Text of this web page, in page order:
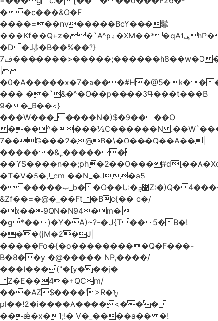
��c���&O�F
����=��nv�����BcY���鬊
���Kf��Q+z��`A^pۀ�XM��*�qAݷ1hP��G�����YU�Xa��]��^
�D�.埗�B��%��?}
ف7�������>�����;������h8��w�O����էW������������{�g����y�
|
�0�A�����x�7�a���#H�@5�k��
��� ��`&�^�O��p����3Գ���t���B
9��_B��<}
���W���_����N�)$�9����O
���^����½C������N
7��G���2�@B�\�O���Q��A��|
������&˿������
�T�V�5�,!_cm ��N_�J�a5
������ޞ_b��O��U:�޳ܯZ:�)Q�4�������
&Zf��=�@�_��Ft �Bc{�� c�/
�x��9QN�N94�m�|
�g*��)�Y�A)~?-�U{T��5�B�!
���(jM�2�J|
�����Fo�{�o���������Q�F���-
B�8��y �@����� NP,����/
���I���("�[y���j�
Z�E��4�+QCm/
���AZ$����'>R�ᡎ
pl��!2�i����A����<���
��ǽ�x�1;!� V�_����a�� �!